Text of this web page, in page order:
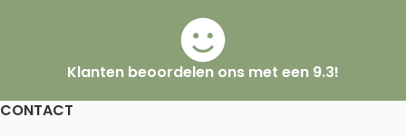
Klanten beoordelen ons met een 9.3!
CONTACT